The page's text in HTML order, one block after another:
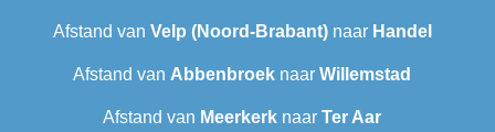
Afstand van Velp (Noord-Brabant)naar Handel
Afstand van Abbenbroek naar Willemstad
Afstand van Meerkerk naar Ter Aar